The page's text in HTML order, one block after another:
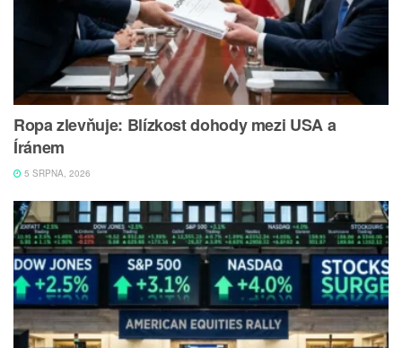
Ropa zlevňuje: Blízkost dohody mezi USA a
Íránem
5 SRPNA, 2026